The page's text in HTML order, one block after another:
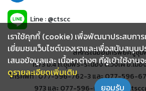
Line : @ctscc
สหกรณ์ออมทรัพย์ครูชุม
19/3 ม.4 ถ.ชุมพร-ระนอง ต.วังไผ่ อ.เมื
โทรศัพท์ : 077-596-762-3 และ 077-596-
973 และ 077-596-678 อีเมล์ :
เราใช้คุกกี้ (cookie) เพื่อพัฒนาประสบกา
เยี่ยมชมเว็บไซต์ของเราและเพื่อสนับสนุน
เสนอข้อมูลและ เนื้อหาต่างๆ ที่ผู้เข้าใช้งาน
ดูรายละเอียดเพิ่มเติม
ยอมรับ